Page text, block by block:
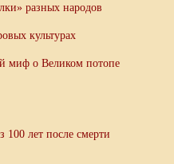
разных народов
культурах
миф о Великом потопе
100 лет после смерти